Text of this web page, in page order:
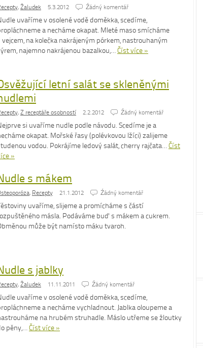
, Žaludek 5.3.2012 Źádný komentář
uvaříme v osolené vodě doměkka, scedíme,
a necháme okapat. Mleté maso smícháme
vejcem, na kolečka nakrájeným pórkem, nastrouhaným
najemno nakrájenou bazalkou,…Číst více »
letní salát se skleněnými
, Z receptáře osobností 2.2.2012 Źádný komentář
si uvaříme nudle podle návodu. Scedíme je a
okapat. Mořské řasy (polévkovou lžíci) zalijeme
vodou. Pokrájíme ledový salát, cherry rajčata…Číst
»
s mákem
, Recepty 21.1.2012 Źádný komentář
uvaříme, slijeme a promícháme s částí
másla. Podáváme buď s mákem a cukrem.
může být namísto máku tvaroh.
s jablky
, Žaludek 11.11.2011 Źádný komentář
uvaříme v osolené vodě doměkka, scedíme,
a necháme vychladnout. Jablka oloupeme a
na hrubém struhadle. Máslo utřeme se žloutky
pěny,…Číst více »
Nedaří se vám zhubnout? Trpíte často
zácpou a potřebujete si upravit zažívání?
Na tyto a mnohé další problémy existuje
osvědčená rada – zvyšte příjem vlákniny.